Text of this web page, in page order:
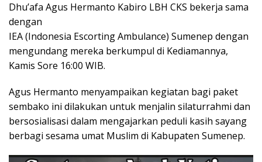
Dhu’afa Agus Hermanto Kabiro LBH CKS bekerja sama
dengan
IEA (Indonesia Escorting Ambulance) Sumenep dengan
mengundang mereka berkumpul di Kediamannya,
Kamis Sore 16:00 WIB.
Agus Hermanto menyampaikan kegiatan bagi paket
sembako ini dilakukan untuk menjalin silaturrahmi dan
bersosialisasi dalam mengajarkan peduli kasih sayang
berbagi sesama umat Muslim di Kabupaten Sumenep.